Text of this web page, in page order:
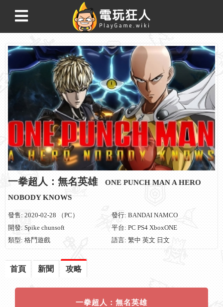
一拳超人：無名英雄
ONE PUNCH MAN A HERO
NOBODY KNOWS
發售: 2020-02-28 （PC）
發行: BANDAI NAMCO
開發: Spike chunsoft
平台: PC PS4 XboxONE
類型: 格鬥遊戲
語言: 繁中 英文 日文
首頁 新聞 攻略
一拳超人：無名英雄